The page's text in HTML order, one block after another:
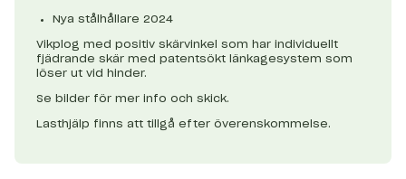
Nya stålhållare 2024
Vikplog med positiv skärvinkel som har individuellt
fjädrande skär med patentsökt länkagesystem som
löser ut vid hinder.
Se bilder för mer info och skick.
Lasthjälp finns att tillgå efter överenskommelse.